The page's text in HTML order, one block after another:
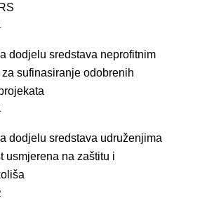
dodjelu sredstava neprofitnim
sufinasiranje odobrenih
dodjelu sredstava udruženjima
usmjerena na zaštitu i